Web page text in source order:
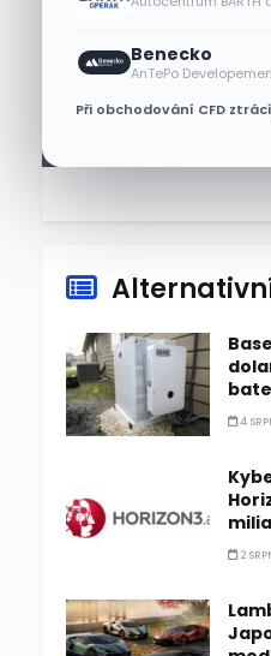
Benecko
AnTePo
Při obchodování CFD
4
2